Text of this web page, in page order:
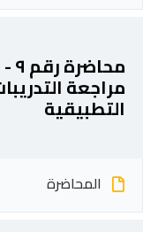
محاضرة رقم ٩ -
مراجعة
التطبيقية
المحاضرة
ابقى على تواصل